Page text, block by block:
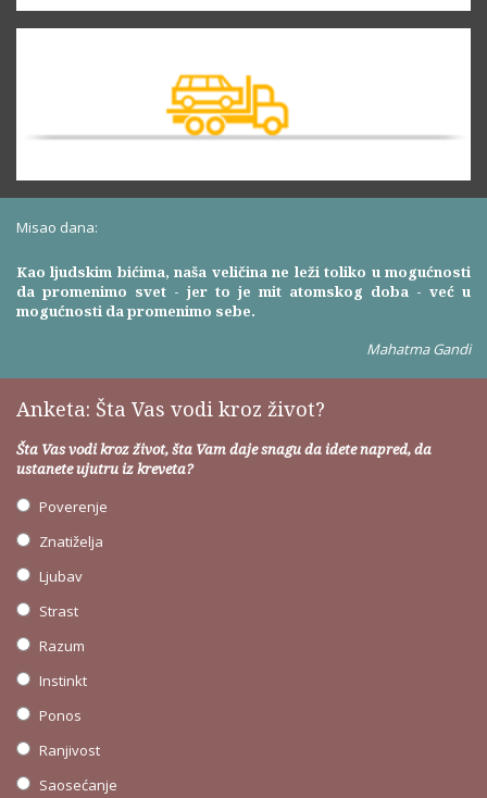
Misao dana:
Kao ljudskim bićima, naša veličina ne leži toliko u mogućnosti
da promenimo svet - jer to je mit atomskog doba - već u
mogućnosti da promenimo sebe.
Mahatma Gandi
Anketa: Šta Vas vodi kroz život?
Šta Vas vodi kroz život, šta Vam daje snagu da idete napred, da
ustanete ujutru iz kreveta?
Poverenje
Znatiželja
Ljubav
Strast
Razum
Instinkt
Ponos
Ranjivost
Saosećanje